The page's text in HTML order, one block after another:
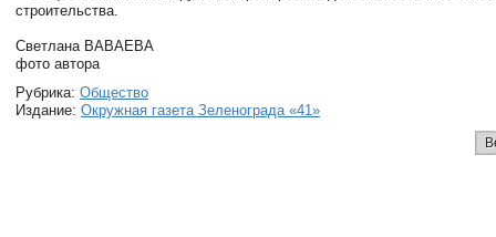
строительства.
Светлана ВАВАЕВА
фото автора
Рубрика: Общество
Издание: Окружная газета Зеленограда «41»